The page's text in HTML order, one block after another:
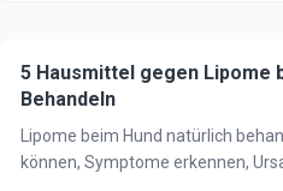
🐕 Hund
5 Hausmittel gegen Lipome
Behandeln
Lipome beim Hund natürlich
können, Symptome erkennen,